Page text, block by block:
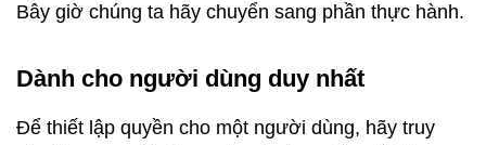
Bây giờ chúng ta hãy chuyển sang phần thực hành.
Dành cho người dùng duy nhất
Để thiết lập quyền cho một người dùng, hãy truy